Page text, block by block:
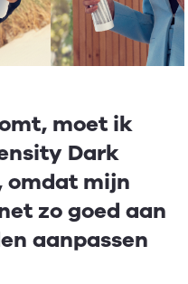
moet ik
Dark
omdat mijn
zo goed aan
aanpassen